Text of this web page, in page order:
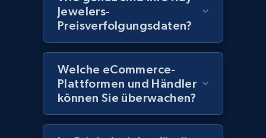
Amazon products by seller URL
Title, Seller name, Brand, Description, Initial
price, Currency, Availability, Reviews count, and
more.
2.1K+ 375+ Jetzt anfangen
Jewelers-
Preisverfolgungsdaten?
Welche eCommerce-
Plattformen und Händler
können Sie überwachen?